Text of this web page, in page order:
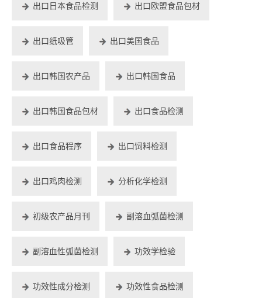
出口日本食品检测 出口欧盟食品包材
出口纸吸管 出口美国食品
出口韩国农产品 出口韩国食品
出口韩国食品包材 出口食品检测
出口食品程序 出口饲料检测
出口鸡肉检测 分析化学检测
初级农产品月刊 副溶血弧菌检测
副溶血性弧菌检测 功效学检验
功效性成分检测 功效性食品检测